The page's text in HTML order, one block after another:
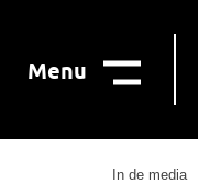
Menu
In de media